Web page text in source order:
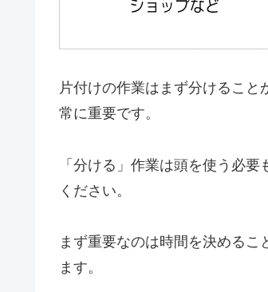
片付けの作業はまず分けるこ
常に重要です。
「分ける」作業は頭を使う必
ください。
まず重要なのは時間を決める
ます。